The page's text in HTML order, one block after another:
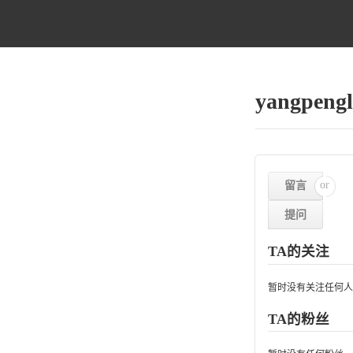
留言
提问
TA的关注
暂时没有关注任何人
TA的粉丝